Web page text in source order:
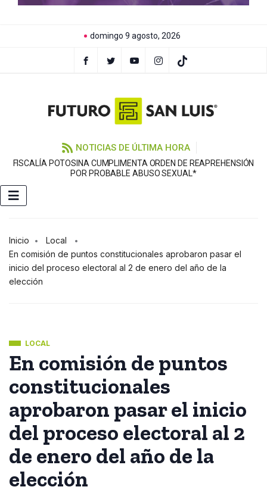
domingo 9 agosto, 2026
NOTICIAS DE ÚLTIMA HORA
FISCALÍA POTOSINA CUMPLIMENTA ORDEN DE REAPREHENSIÓN
POR PROBABLE ABUSO SEXUAL*
Inicio
Local
En comisión de puntos constitucionales aprobaron pasar el
inicio del proceso electoral al 2 de enero del año de la
elección
LOCAL
En comisión de puntos
constitucionales
aprobaron pasar el inicio
del proceso electoral al 2
de enero del año de la
elección